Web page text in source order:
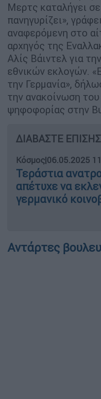
Μερτς καταλήγει
πανηγυρίζει»,
αναφερόμενη στο
αρχηγός της
Αλίς Βάιντελ για
εθνικών εκλογών.
την Γερμανία»,
την ανακοίνωση
ψηφοφορίας στην
ΔΙΑΒΑΣΤΕ ΕΠΙΣΗΣ
Κόσμος|06.05.2025
Τεράστια
απέτυχε να
γερμανικό
Αντάρτες